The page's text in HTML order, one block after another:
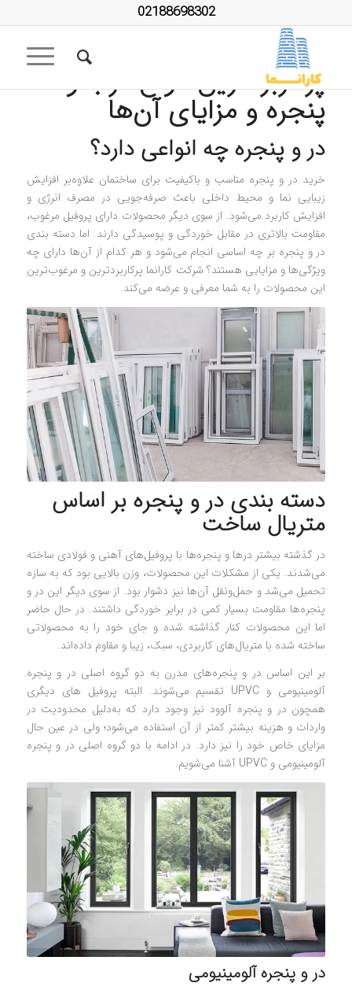
02188698302
دسته بندی در و پنجره |
پرکاربردترین انواع درب و
پنجره و مزایای آن‌ها
در و پنجره چه انواعی دارد؟
خرید در و پنجره مناسب و باکیفیت برای ساختمان علاوه‌بر افزایش
زیبایی نما و محیط داخلی باعث صرفه‌جویی در مصرف انرژی و
افزایش کاربرد می‌شود. از سوی دیگر محصولات دارای پروفیل مرغوب،
مقاومت بالاتری در مقابل خوردگی و پوسیدگی دارند. اما دسته بندی
در و پنجره بر چه اساسی انجام می‌شود و هر کدام از آن‌ها دارای چه
ویژگی‌ها و مزایایی هستند؟ شرکت کارانما پرکاربردترین و مرغوب‌ترین
این محصولات را به شما معرفی و عرضه می‌کند.
دسته بندی در و پنجره بر اساس
متریال ساخت
در گذشته بیشتر درها و پنجره‌ها با پروفیل‌های آهنی و فولادی ساخته
می‌شدند. یکی از مشکلات این محصولات، وزن بالایی بود که به سازه
تحمیل می‌شد و حمل‌ونقل آن‌ها نیز دشوار بود. از سوی دیگر این در و
پنجره‌ها مقاومت بسیار کمی در برابر خوردگی داشتند. در حال حاضر
اما این محصولات کنار گذاشته شده و جای خود را به محصولاتی
ساخته شده با متریال‌های کاربردی، سبک، زیبا و مقاوم داده‌اند.
بر این اساس در و پنجره‌های مدرن به دو گروه اصلی در و پنجره
آلومینیومی و UPVC تقسیم می‌شوند. البته پروفیل های دیگری
همچون در و پنجره آلوود نیز وجود دارد که به‌دلیل محدودیت در
واردات و هزینه بیشتر کمتر از آن استفاده می‌شود؛ ولی در عین حال
مزایای خاص خود را نیز دارد. در ادامه با دو گروه اصلی در و پنجره
آلومینیومی و UPVC آشنا می‌شویم.
در و پنجره آلومینیومی